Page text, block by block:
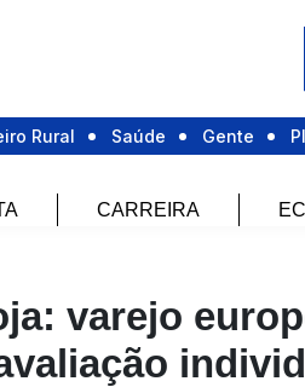
Rural Saúde Gente
CARREIRA
varejo